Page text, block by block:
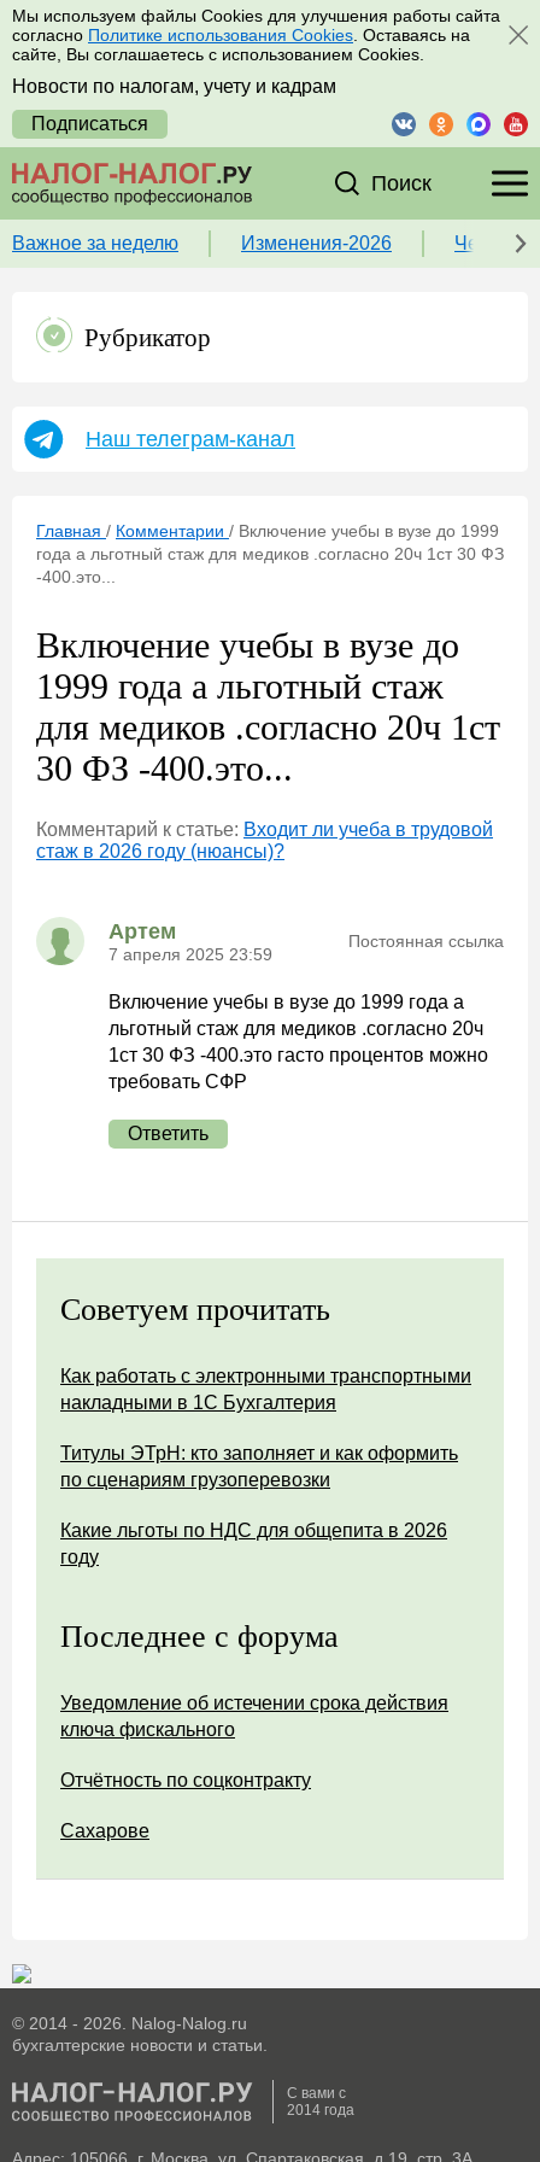
Мы используем файлы Cookies для улучшения работы сайта
согласно Политике использования Cookies . Оставаясь на
сайте, Вы соглашаетесь с использованием Cookies.
Новости по налогам, учету и кадрам
Подписаться
Поиск
Важное за неделю Изменения-2026 Чек-
Рубрикатор
Наш телеграм-канал
Главная / Комментарии / Включение учебы в вузе до 1999
года а льготный стаж для медиков .согласно 20ч 1ст 30 ФЗ
-400.это...
Включение учебы в вузе до
1999 года а льготный стаж
для медиков .согласно 20ч 1ст
30 ФЗ -400.это...
Комментарий к статье: Входит ли учеба в трудовой
стаж в 2026 году (нюансы)?
Артем
7 апреля 2025 23:59
Постоянная ссылка
Включение учебы в вузе до 1999 года а
льготный стаж для медиков .согласно 20ч
1ст 30 ФЗ -400.это гасто процентов можно
требовать СФР
Ответить
Советуем прочитать
Как работать с электронными транспортными
накладными в 1С Бухгалтерия
Титулы ЭТрН: кто заполняет и как оформить
по сценариям грузоперевозки
Какие льготы по НДС для общепита в 2026
году
Последнее с форума
Уведомление об истечении срока действия
ключа фискального
Отчётность по соцконтракту
Сахарове
© 2014 - 2026. Nalog-Nalog.ru
бухгалтерские новости и статьи.
С вами с
2014 года